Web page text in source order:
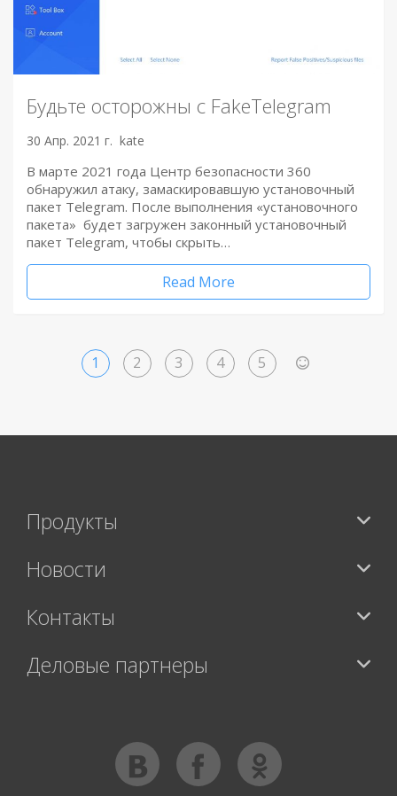
Будьте осторожны с FakeTelegram
30 Апр. 2021 г. kate
В марте 2021 года Центр безопасности 360
обнаружил атаку, замаскировавшую установочный
пакет Telegram. После выполнения «установочного
пакета» будет загружен законный установочный
пакет Telegram, чтобы скрыть…
Read More
1 2 3 4 5
Продукты
Новости
Контакты
Деловые партнеры